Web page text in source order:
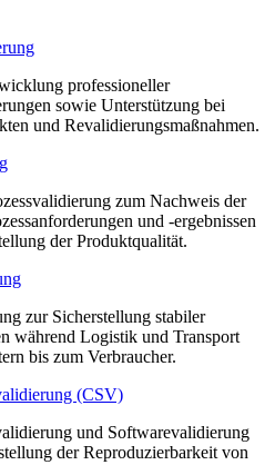
professioneller
sowie Unterstützung bei
und Revalidierungsmaßnahmen.
zum Nachweis der
und -ergebnissen
der Produktqualität.
zur Sicherstellung stabiler
während Logistik und Transport
bis zum Verbraucher.
(CSV)
und Softwarevalidierung
der Reproduzierbarkeit von